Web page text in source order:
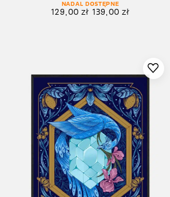
NADAL DOSTĘPNE
129,00zł 139,00zł